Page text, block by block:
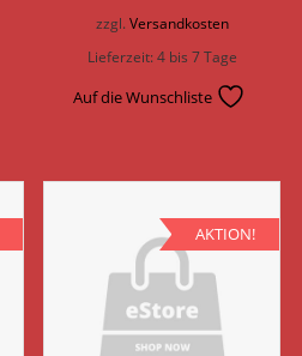
zzgl. Versandkosten
Lieferzeit:4 bis 7 Tage
Auf die Wunschliste
AKTION!